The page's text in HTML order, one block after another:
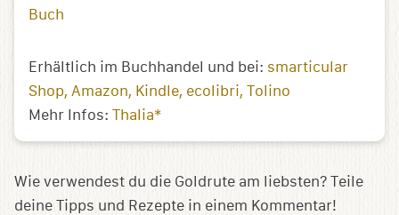
Buch
Erhältlich im Buchhandel und bei: smarticular
Shop Amazon Kindle ecolibri Tolino
Mehr Infos: Thalia*
Wie verwendest du die Goldrute am liebsten? Teile
deine Tipps und Rezepte in einem Kommentar!